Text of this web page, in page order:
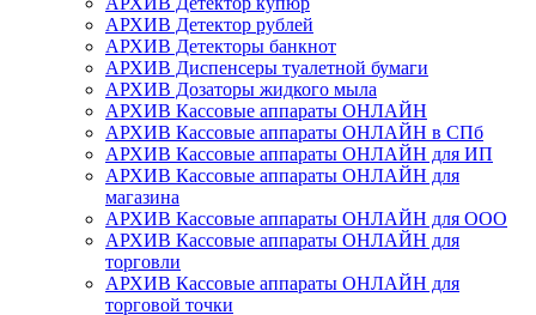
АРХИВ Детектор рублей
АРХИВ Детекторы банкнот
АРХИВ Диспенсеры туалетной бумаги
АРХИВ Дозаторы жидкого мыла
АРХИВ Кассовые аппараты ОНЛАЙН
АРХИВ Кассовые аппараты ОНЛАЙН в СПб
АРХИВ Кассовые аппараты ОНЛАЙН для ИП
АРХИВ Кассовые аппараты ОНЛАЙН для
магазина
АРХИВ Кассовые аппараты ОНЛАЙН для ООО
АРХИВ Кассовые аппараты ОНЛАЙН для
торговли
АРХИВ Кассовые аппараты ОНЛАЙН для
торговой точки